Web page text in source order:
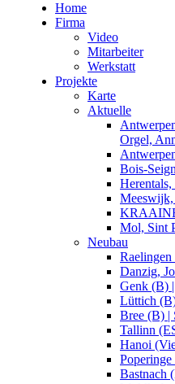
Home
Firma
Video
Mitarbeiter
Werkstatt
Projekte
Karte
Aktuelle
Orgel,
Bois-
Meeswijk,
Mol, Sint
Neubau
Danzig,
Genk (B)
Lüttich
Bree (B) |
Tallinn
Hanoi
Bastnach